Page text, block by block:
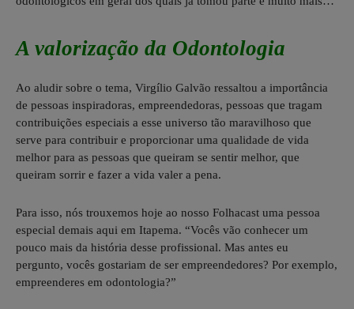
A valorização da Odontologia
Ao aludir sobre o tema, Virgílio Galvão ressaltou a importância
de pessoas inspiradoras, empreendedoras, pessoas que tragam
contribuições especiais a esse universo tão maravilhoso que
serve para contribuir e proporcionar uma qualidade de vida
melhor para as pessoas que queiram se sentir melhor, que
queiram sorrir e fazer a vida valer a pena.
Para isso, nós trouxemos hoje ao nosso Folhacast uma pessoa
especial demais aqui em Itapema. “Vocês vão conhecer um
pouco mais da história desse profissional. Mas antes eu
pergunto, vocês gostariam de ser empreendedores? Por exemplo,
empreenderes em odontologia?”